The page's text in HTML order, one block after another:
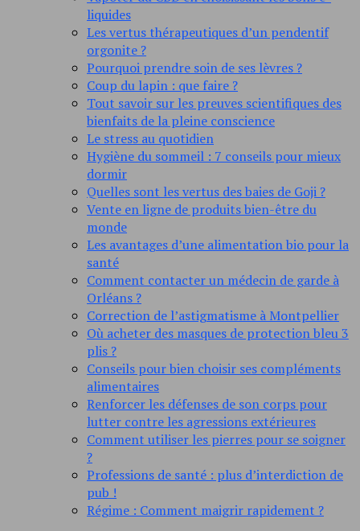
liquides
Les vertus thérapeutiques d’un pendentif
orgonite ?
Pourquoi prendre soin de ses lèvres ?
Coup du lapin : que faire ?
Tout savoir sur les preuves scientifiques des
bienfaits de la pleine conscience
Le stress au quotidien
Hygiène du sommeil : 7 conseils pour mieux
dormir
Quelles sont les vertus des baies de Goji ?
Vente en ligne de produits bien-être du
monde
Les avantages d’une alimentation bio pour la
santé
Comment contacter un médecin de garde à
Orléans ?
Correction de l’astigmatisme à Montpellier
Où acheter des masques de protection bleu 3
plis ?
Conseils pour bien choisir ses compléments
alimentaires
Renforcer les défenses de son corps pour
lutter contre les agressions extérieures
Comment utiliser les pierres pour se soigner
?
Professions de santé : plus d’interdiction de
pub !
Régime : Comment maigrir rapidement ?